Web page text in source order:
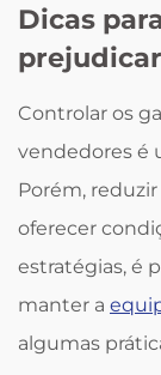
Dicas
Controlar os
vendedores é
Porém,
oferecer
estratégias, é
manter a
algumas